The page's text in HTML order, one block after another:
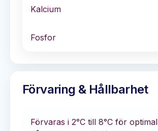
Kalcium
Fosfor
Förvaring & Hållbarhet
Förvaras i 2°C till 8°C för optimal